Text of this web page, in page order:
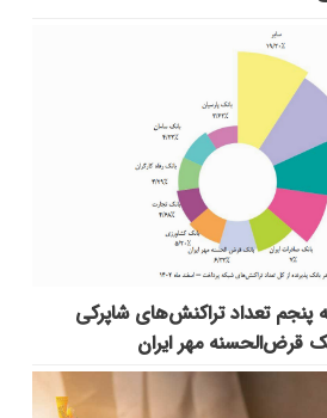
پنجم تعداد تراکنش‌های شاپرکی
قرض‌الحسنه مهر ایران